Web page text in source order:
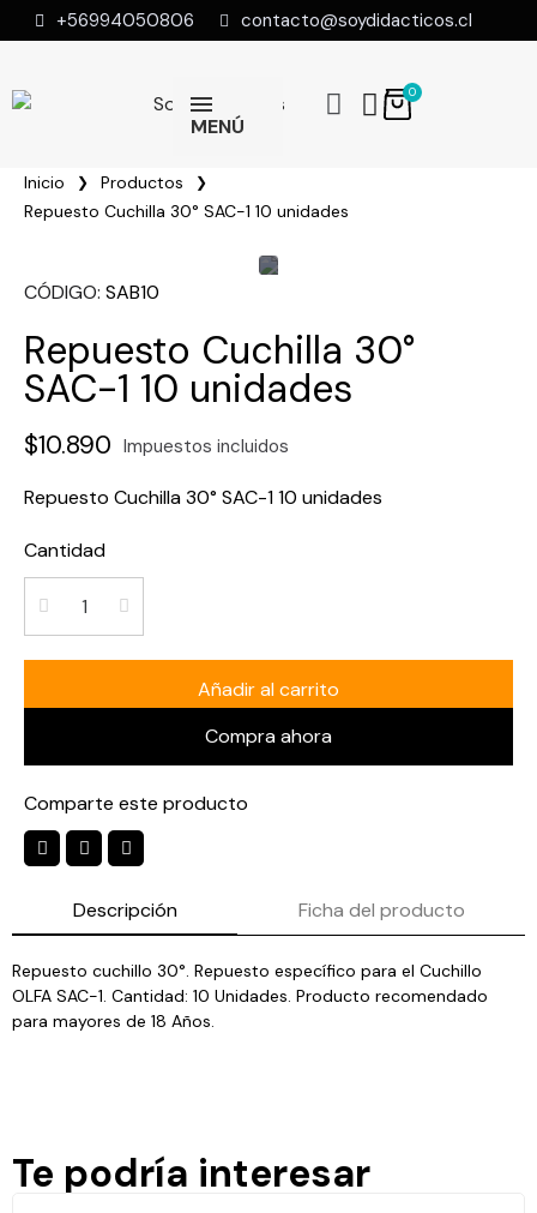
+56994050806 contacto@soydidacticos.cl
MENÚ
Inicio
Productos
Repuesto Cuchilla 30° SAC-1 10 unidades
CÓDIGO SAB10
Repuesto Cuchilla 30°
SAC-1 10 unidades
$10.890 Impuestos incluidos
Repuesto Cuchilla 30° SAC-1 10 unidades
Cantidad
Añadir al carrito
Compra ahora
Comparte este producto
Descripción Ficha del producto
Repuesto cuchillo 30°. Repuesto específico para el Cuchillo
OLFA SAC-1. Cantidad: 10 Unidades. Producto recomendado
para mayores de 18 Años.
Te podría interesar